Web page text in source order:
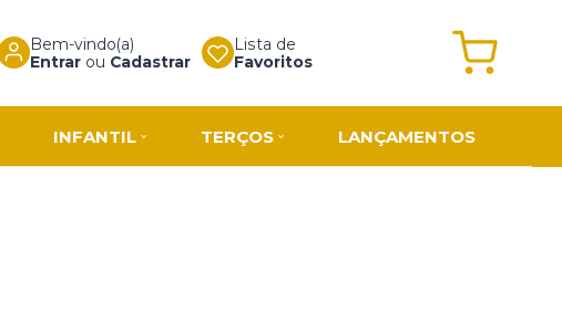
Bem-vindo(a)
Entrarou Cadastrar
Lista de
Favoritos
INFANTIL TERÇOS LANÇAMENTOS